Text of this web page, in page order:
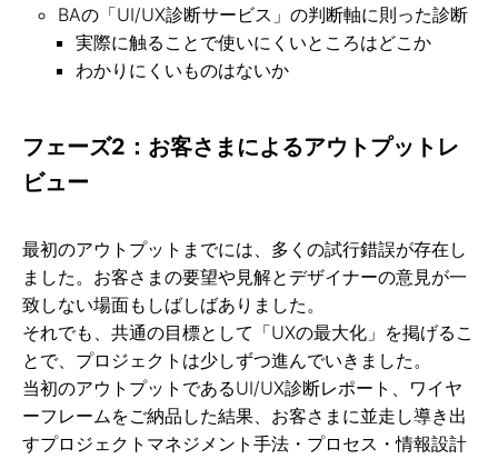
BAの「UI/UX診断サービス」の判断軸に則った診断
実際に触ることで使いにくいところはどこか
わかりにくいものはないか
フェーズ2：お客さまによるアウトプットレ
ビュー
最初のアウトプットまでには、多くの試行錯誤が存在し
ました。お客さまの要望や見解とデザイナーの意見が一
致しない場面もしばしばありました。
それでも、共通の目標として「UXの最大化」を掲げるこ
とで、プロジェクトは少しずつ進んでいきました。
当初のアウトプットであるUI/UX診断レポート、ワイヤ
ーフレームをご納品した結果、お客さまに並走し導き出
すプロジェクトマネジメント手法・プロセス・情報設計